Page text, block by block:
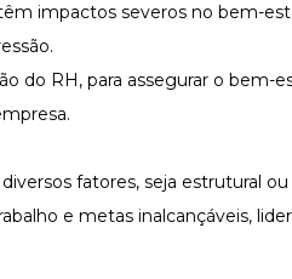
impactos severos no bem-
do RH , para assegurar o bem-
fatores, seja estrutural
e metas inalcançáveis,